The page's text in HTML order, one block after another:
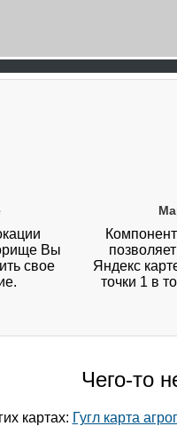
Вы
свое
Яндекс
точки 1 в
Чего-то
картах: Гугл карта